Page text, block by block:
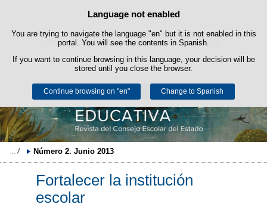
Cookie Policy
This website uses its own cookies to facilitate browsing and third-party
cookies to obtain usage and satisfaction statistics.
You can get more information in the "Cookies" section of ourlegal
notice.
Accept Reject
Language not enabled
You are trying to navigate the language "en" but it is not enabled in this
portal. You will see the contents in Spanish.
If you want to continue browsing in this language, your decision will be
stored until you close the browser.
Continue browsing on "en" Change to Spanish
Skip to content
Número 2. Junio 2013
Fortalecer la institución
escolar